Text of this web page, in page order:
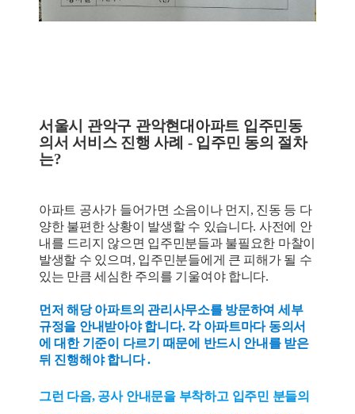
서울시 관악구 관악현대아파트 입주민동
의서 서비스 진행 사례 - 입주민 동의 절차
는?
아파트 공사가 들어가면 소음이나 먼지, 진동 등 다
양한 불편한 상황이 발생할 수 있습니다. 사전에 안
내를 드리지 않으면 입주민분들과 불필요한 마찰이
발생할 수 있으며, 입주민분들에게 큰 피해가 될 수
있는 만큼 세심한 주의를 기울여야 합니다.
먼저 해당 아파트의 관리사무소를 방문하여 세부
규정을 안내받아야 합니다. 각 아파트마다 동의서
에 대한 기준이 다르기 때문에 반드시 안내를 받은
뒤 진행해야 합니다 .
그런 다음, 공사 안내문을 부착하고 입주민 분들의